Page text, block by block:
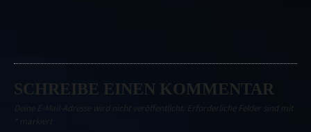
SCHREIBE EINEN KOMMENTAR
Deine E-Mail-Adresse wird nicht veröffentlicht. Erforderliche Felder sind mit
* markiert